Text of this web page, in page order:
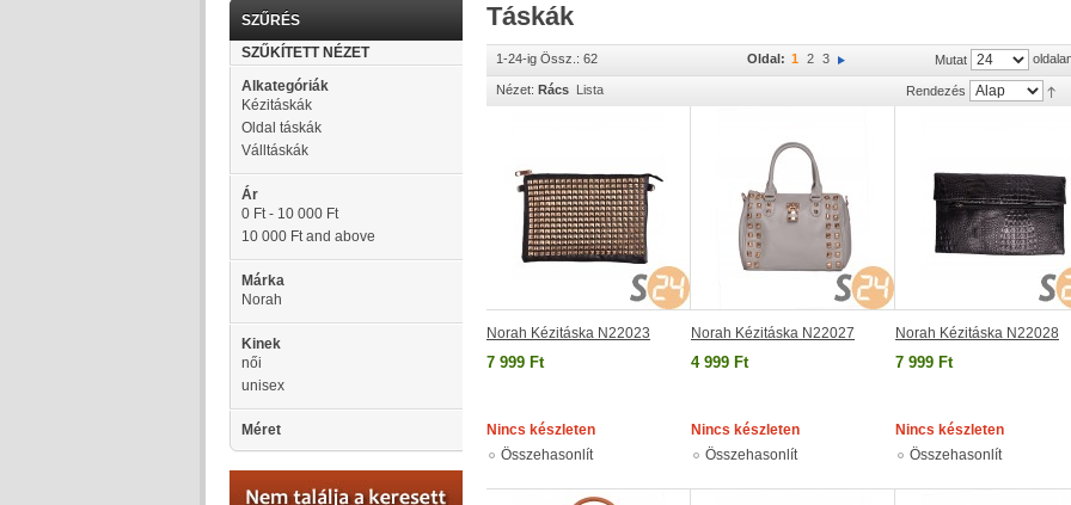
SZŰRÉS
SZŰKÍTETT NÉZET
Alkategóriák
Kézitáskák
Oldal táskák
Válltáskák
Ár
0 Ft- 10 000 Ft
10 000 Ftand above
Márka
Norah
Kinek
női
unisex
Méret
Táskák
1-24-ig Össz.: 62 Mutat
Oldal: 1 2 3
Nézet: Rács Lista Rendezés
Norah Kézitáska N22023
7 999 Ft
Nincs készleten
Összehasonlít
Norah Kézitáska N22027
4 999 Ft
Nincs készleten
Összehasonlít
Norah Kézitáska N22028
7 999 Ft
Nincs készleten
Összehasonlít